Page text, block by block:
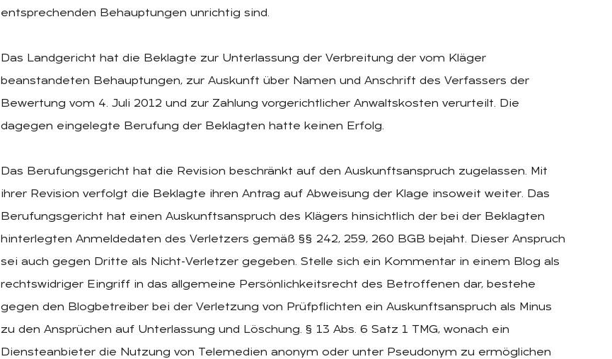
entsprechenden Behauptungen unrichtig sind.
Das Landgericht hat die Beklagte zur Unterlassung der Verbreitung der vom Kläger
beanstandeten Behauptungen, zur Auskunft über Namen und Anschrift des Verfassers der
Bewertung vom 4. Juli 2012 und zur Zahlung vorgerichtlicher Anwaltskosten verurteilt. Die
dagegen eingelegte Berufung der Beklagten hatte keinen Erfolg.
Das Berufungsgericht hat die Revision beschränkt auf den Auskunftsanspruch zugelassen. Mit
ihrer Revision verfolgt die Beklagte ihren Antrag auf Abweisung der Klage insoweit weiter. Das
Berufungsgericht hat einen Auskunftsanspruch des Klägers hinsichtlich der bei der Beklagten
hinterlegten Anmeldedaten des Verletzers gemäß §§ 242, 259, 260 BGB bejaht. Dieser Anspruch
sei auch gegen Dritte als Nicht-Verletzer gegeben. Stelle sich ein Kommentar in einem Blog als
rechtswidriger Eingriff in das allgemeine Persönlichkeitsrecht des Betroffenen dar, bestehe
gegen den Blogbetreiber bei der Verletzung von Prüfpflichten ein Auskunftsanspruch als Minus
zu den Ansprüchen auf Unterlassung und Löschung. § 13 Abs. 6 Satz 1 TMG, wonach ein
Diensteanbieter die Nutzung von Telemedien anonym oder unter Pseudonym zu ermöglichen